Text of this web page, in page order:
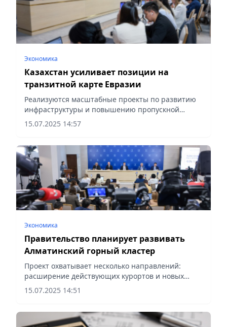
Экономика
Казахстан усиливает позиции на
транзитной карте Евразии
Реализуются масштабные проекты по развитию
инфраструктуры и повышению пропускной
способности, сообщает Vecher.kz.
15.07.2025 14:57
Экономика
Правительство планирует развивать
Алматинский горный кластер
Проект охватывает несколько направлений:
расширение действующих курортов и новых
туристических зон, заявил Бектенов
15.07.2025 14:51